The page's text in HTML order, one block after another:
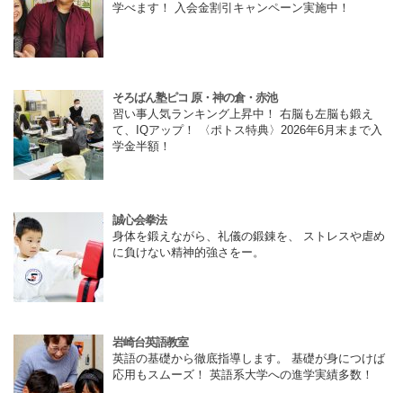
学べます！ 入会金割引キャンペーン実施中！
そろばん塾ピコ 原・神の倉・赤池
習い事人気ランキング上昇中！ 右脳も左脳も鍛え
て、IQアップ！ 〈ポトス特典〉2026年6月末まで入
学金半額！
誠心会拳法
身体を鍛えながら、礼儀の鍛錬を、 ストレスや虐め
に負けない精神的強さをー。
岩崎台英語教室
英語の基礎から徹底指導します。 基礎が身につけば
応用もスムーズ！ 英語系大学への進学実績多数！